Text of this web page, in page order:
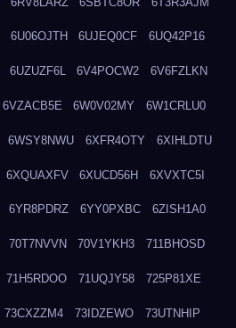
6U06OJTH 6UJEQ0CF 6UQ42P16
6UZUZF6L 6V4POCW2 6V6FZLKN
6VZACB5E 6W0V02MY 6W1CRLU0
6WSY8NWU 6XFR4OTY 6XIHLDTU
6XQUAXFV 6XUCD56H 6XVXTC5I
6YR8PDRZ 6YY0PXBC 6ZISH1A0
70T7NVVN 70V1YKH3 711BHOSD
71H5RDOO 71UQJY58 725P81XE
73CXZZM4 73IDZEWO 73UTNHIP